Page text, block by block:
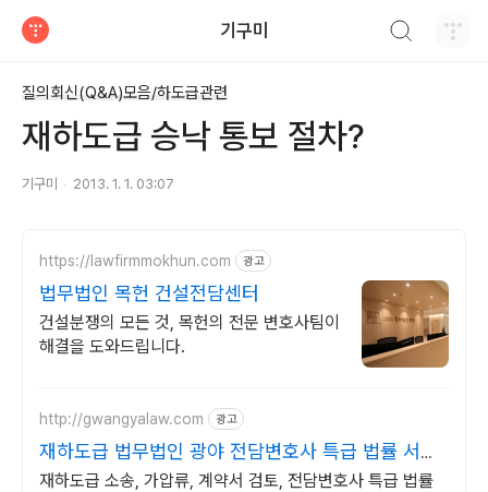
기구미
질의회신(Q&A)모음/하도급관련
재하도급 승낙 통보 절차?
기구미 2013. 1. 1. 03:07
https://lawfirmmokhun.com 광고
법무법인 목헌 건설전담센터
건설분쟁의 모든 것, 목헌의 전문 변호사팀이
해결을 도와드립니다.
http://gwangyalaw.com 광고
재하도급 법무법인 광야 전담변호사 특급 법률 서비
스
재하도급 소송, 가압류, 계약서 검토, 전담변호사 특급 법률